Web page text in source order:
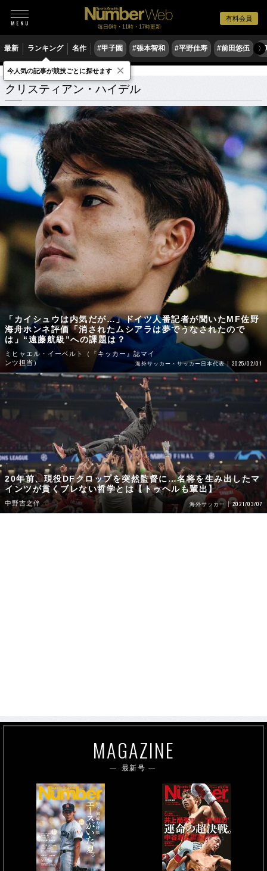
有料会員
毎日6時・11時・17時更新
最新 ランキング 名作 #甲子園 #張本智和 #平野佳寿 #前田悠伍 〉
クリスティアン・ハイデル 関連記事
クリスティアン・ハイデル
「カイシュウは内気だが…」ドイツ人番記者が聞いたMF佐野
海舟ホンネ評価「消されたムシアラは夢でうなされたので
は」“遠藤航級”への課題は？
ミヒャエル・イーベルト（『キッカー』誌マイ
ンツ担当）
海外サッカー・サッカー日本代表 2025/02/01
20年前、現役DFクロップを突然監督に…名将を生み出したマ
インツが貫くブレない哲学とは【トゥヘルも輩出】
中野吉之伴 海外サッカー 2021/03/07
MAGAZINE
最新号
今人気の記事が競技ごとに探せます ×